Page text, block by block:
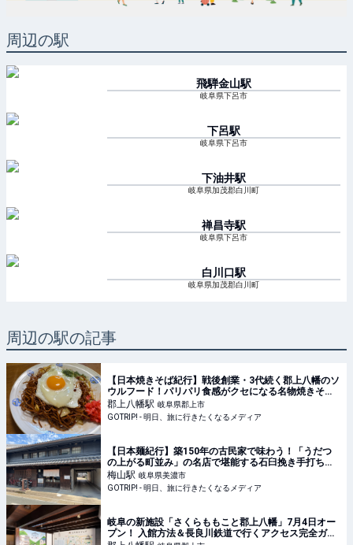
周辺の駅
飛騨金山駅
岐阜県下呂市
下呂駅
岐阜県下呂市
下油井駅
岐阜県加茂郡白川町
禅昌寺駅
岐阜県下呂市
白川口駅
岐阜県加茂郡白川町
周辺の駅の記事
【日本焼きそば紀行】戦後創業・3代続く郡上八幡のソ
ウルフード！パリパリ食感がクセになる名物焼きそば
とは？ / 岐阜県郡上市八幡町の「かたぎり」 -
GOTRIP!
郡上八幡駅 岐阜県郡上市
GOTRIP! - 明日、旅に行きたくなるメディア
【日本麺紀行】築150年の古民家で味わう！「うだつ
の上がる町並み」の名店で堪能する石臼挽き手打ち蕎
麦とは？ / 岐阜県美濃市の「そば切り まる伍」 -
GOTRIP!
梅山駅 岐阜県美濃市
GOTRIP! - 明日、旅に行きたくなるメディア
岐阜の新施設「さくらももこと郡上八幡」7月4日オー
プン！ 入館方法＆長良川鉄道で行くアクセス完全ガイ